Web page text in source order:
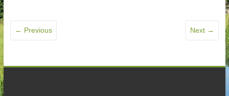
← Previous Next →